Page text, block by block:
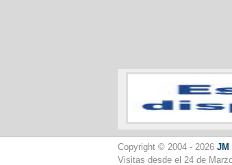
Copyright © 2004 - 2026 JM
Visitas desde el 24 de